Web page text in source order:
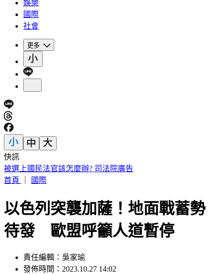
娛樂
國際
社會
更多
快訊
台股急彈是假象？杜金龍示警：震盪還沒完「這檔」別長抱
首頁
國際
以色列突襲加薩！地面戰蓄勢
待發 歐盟呼籲人道暫停
責任編輯：吳家瑜
發佈時間：2023.10.27 14:02